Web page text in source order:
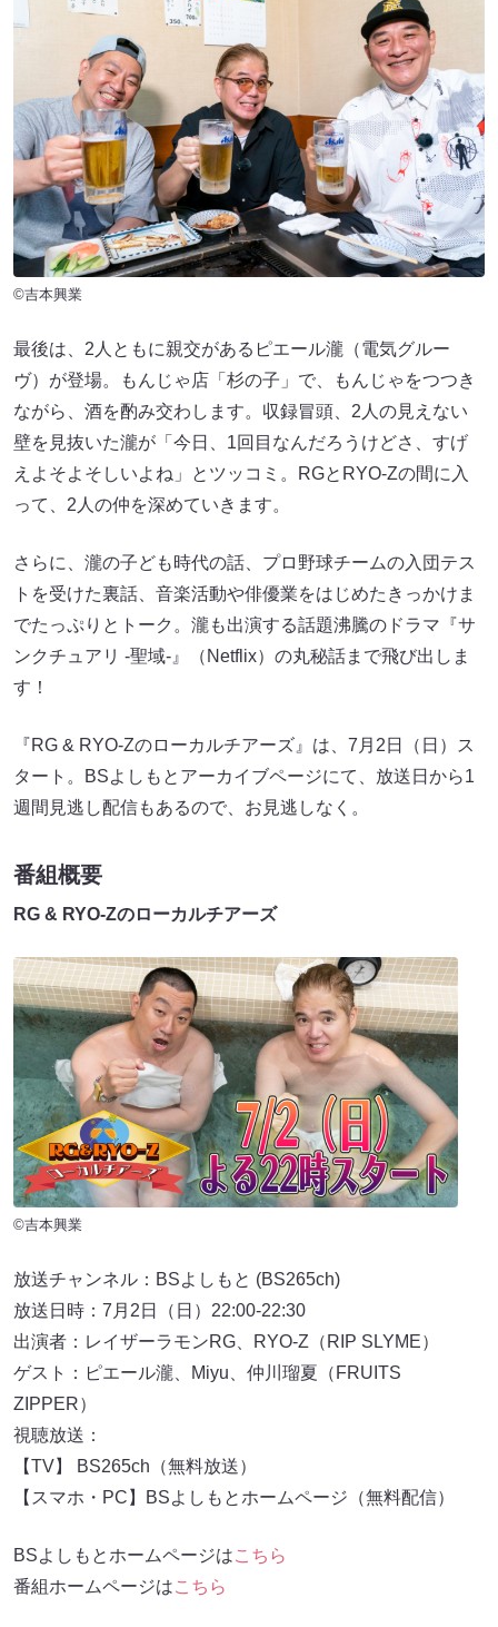
©吉本興業
最後は、2人ともに親交があるピエール瀧（電気グルー
ヴ）が登場。もんじゃ店「杉の子」で、もんじゃをつつき
ながら、酒を酌み交わします。収録冒頭、2人の見えない
壁を見抜いた瀧が「今日、1回目なんだろうけどさ、すげ
えよそよそしいよね」とツッコミ。RGとRYO-Zの間に入
って、2人の仲を深めていきます。
さらに、瀧の子ども時代の話、プロ野球チームの入団テス
トを受けた裏話、音楽活動や俳優業をはじめたきっかけま
でたっぷりとトーク。瀧も出演する話題沸騰のドラマ『サ
ンクチュアリ -聖域-』（Netflix）の丸秘話まで飛び出しま
す！
『RG & RYO-Zのローカルチアーズ』は、7月2日（日）ス
タート。BSよしもとアーカイブページにて、放送日から1
週間見逃し配信もあるので、お見逃しなく。
番組概要
RG & RYO-Zのローカルチアーズ
©吉本興業
放送チャンネル：BSよしもと (BS265ch)
放送日時：7月2日（日）22:00-22:30
出演者：レイザーラモンRG、RYO-Z（RIP SLYME）
ゲスト：ピエール瀧、Miyu、仲川瑠夏（FRUITS
ZIPPER）
視聴放送：
【TV】 BS265ch（無料放送）
【スマホ・PC】BSよしもとホームページ（無料配信）
BSよしもとホームページはこちら
番組ホームページはこちら